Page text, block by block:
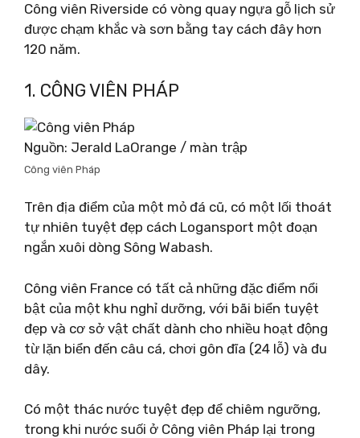
Công viên Riverside có vòng quay ngựa gỗ lịch sử
được chạm khắc và sơn bằng tay cách đây hơn
120 năm.
1. CÔNG VIÊN PHÁP
Nguồn: Jerald LaOrange / màn trập
Công viên Pháp
Trên địa điểm của một mỏ đá cũ, có một lối thoát
tự nhiên tuyệt đẹp cách Logansport một đoạn
ngắn xuôi dòng Sông Wabash.
Công viên France có tất cả những đặc điểm nổi
bật của một khu nghỉ dưỡng, với bãi biển tuyệt
đẹp và cơ sở vật chất dành cho nhiều hoạt động
từ lặn biển đến câu cá, chơi gôn đĩa (24 lỗ) và đu
dây.
Có một thác nước tuyệt đẹp để chiêm ngưỡng,
trong khi nước suối ở Công viên Pháp lại trong